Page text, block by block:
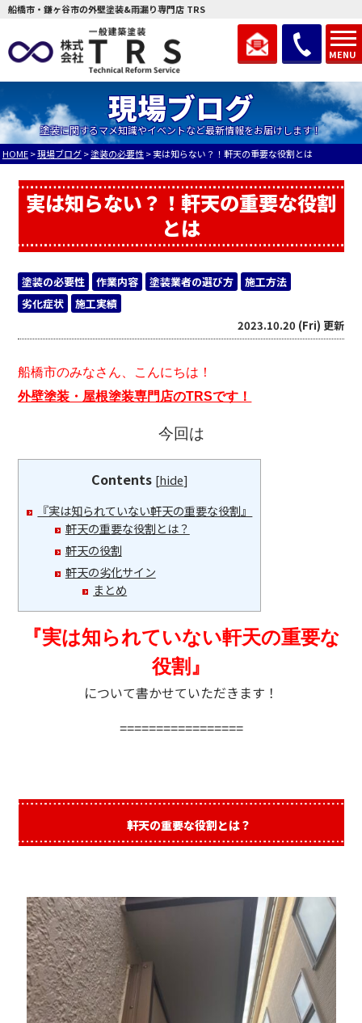
MENU
船橋市・鎌ヶ谷市の外壁塗装&雨漏り専門店 TRS
現場ブログ
塗装に関するマメ知識やイベントなど最新情報をお届けします！
HOME>現場ブログ>塗装の必要性>実は知らない？！軒天の重要な役割とは
実は知らない？！軒天の重要な役割
とは
塗装の必要性 作業内容 塗装業者の選び方
施工方法
劣化症状
施工実績
2023.10.20 (Fri) 更新
船橋市のみなさん、こんにちは！
外壁塗装・屋根塗装専門店のTRSです！
今回は
Contents [hide]
『実は知られていない軒天の重要な役割』
軒天の重要な役割とは？
軒天の役割
軒天の劣化サイン
まとめ
『実は知られていない軒天の重要な
役割』
について書かせていただきます！
=================
軒天の重要な役割とは？